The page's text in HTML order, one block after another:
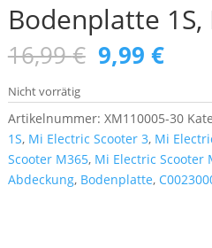
Bodenplatte
16,99€
Preis
war:
16,99 €
9,99 €
Preis
ist:
Nicht vorrätig
Artikelnummer: XM110005-30
1S, Mi Electric Scooter 3, Mi
Scooter M365, Mi Electric Scooter
Abdeckung, Bodenplatte,